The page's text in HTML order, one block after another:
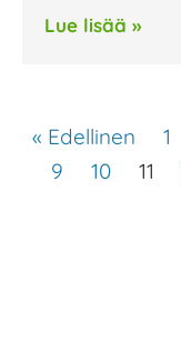
Lue lisää »
« Edellinen 1
9
10 11